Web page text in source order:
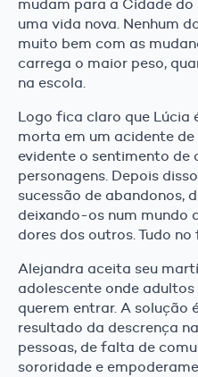
mudam para a Cidade
uma vida nova. Nenhum
muito bem com as
carrega o maior peso,
na escola.
Logo fica claro que Lúcia
morta em um acidente
evidente o sentimento de
personagens. Depois
sucessão de abandonos,
deixando-os num mundo
dores dos outros. Tudo
Alejandra aceita seu
adolescente onde
querem entrar. A solução
resultado da descrença
pessoas, de falta de
sororidade e